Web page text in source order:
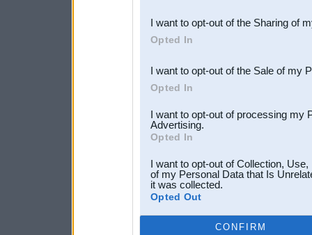
Downstream Participants
third parties.
I want to opt-out of the Sharing of
Opted In
I want to opt-out of the Sale of my
Opted In
I want to opt-out of processing my
Advertising.
Opted In
I want to opt-out of Collection,
of my Personal Data that Is
it was collected.
Opted Out
CONFIRM